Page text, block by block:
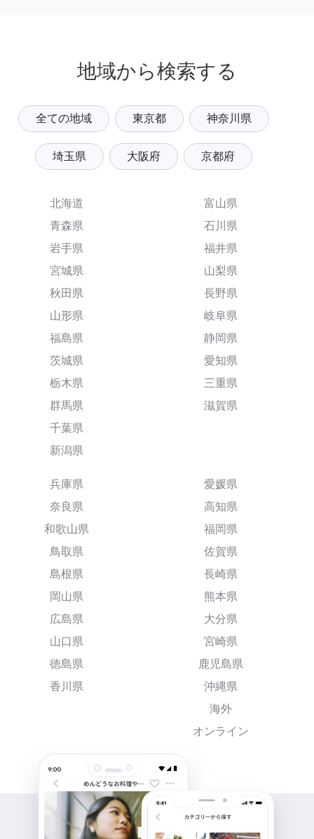
地域から検索する
全ての地域 東京都 神奈川県
埼玉県 大阪府 京都府
北海道
青森県
岩手県
宮城県
秋田県
山形県
福島県
茨城県
栃木県
群馬県
千葉県
新潟県
富山県
石川県
福井県
山梨県
長野県
岐阜県
静岡県
愛知県
三重県
滋賀県
兵庫県
奈良県
和歌山県
鳥取県
島根県
岡山県
広島県
山口県
徳島県
香川県
愛媛県
高知県
福岡県
佐賀県
長崎県
熊本県
大分県
宮崎県
鹿児島県
沖縄県
海外
オンライン